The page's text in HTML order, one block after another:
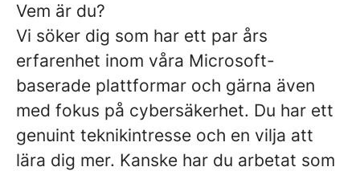
Vem är du?
Vi söker dig som har ett par års
erfarenhet inom våra Microsoft-
baserade plattformar och gärna även
med fokus på cybersäkerhet. Du har ett
genuint teknikintresse och en vilja att
lära dig mer. Kanske har du arbetat som